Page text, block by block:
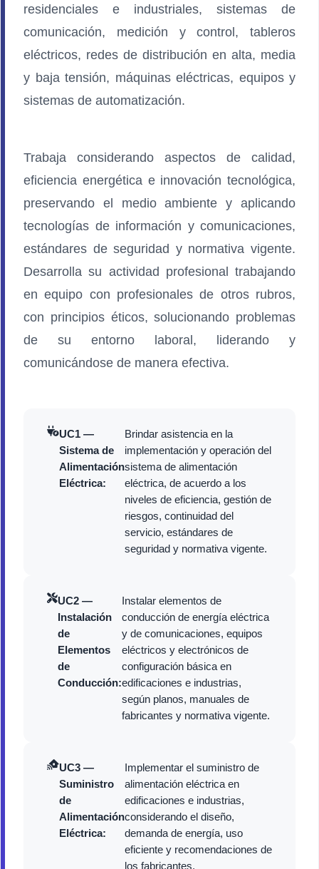
residenciales e industriales, sistemas de
comunicación, medición y control, tableros
eléctricos, redes de distribución en alta, media
y baja tensión, máquinas eléctricas, equipos y
sistemas de automatización.
Trabaja considerando aspectos de calidad,
eficiencia energética e innovación tecnológica,
preservando el medio ambiente y aplicando
tecnologías de información y comunicaciones,
estándares de seguridad y normativa vigente.
Desarrolla su actividad profesional trabajando
en equipo con profesionales de otros rubros,
con principios éticos, solucionando problemas
de su entorno laboral, liderando y
comunicándose de manera efectiva.
UC1 —
Sistema de
Alimentación
Eléctrica:
Brindar asistencia en la
implementación y operación del
sistema de alimentación
eléctrica, de acuerdo a los
niveles de eficiencia, gestión de
riesgos, continuidad del
servicio, estándares de
seguridad y normativa vigente.
UC2 —
Instalación
de
Elementos
de
Conducción:
Instalar elementos de
conducción de energía eléctrica
y de comunicaciones, equipos
eléctricos y electrónicos de
configuración básica en
edificaciones e industrias,
según planos, manuales de
fabricantes y normativa vigente.
UC3 —
Suministro
de
Alimentación
Eléctrica:
Implementar el suministro de
alimentación eléctrica en
edificaciones e industrias,
considerando el diseño,
demanda de energía, uso
eficiente y recomendaciones de
los fabricantes.